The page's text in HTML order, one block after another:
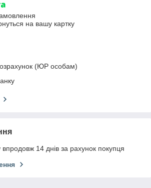
на вашу картку
(ЮР особам)
14 днів за рахунок покупця